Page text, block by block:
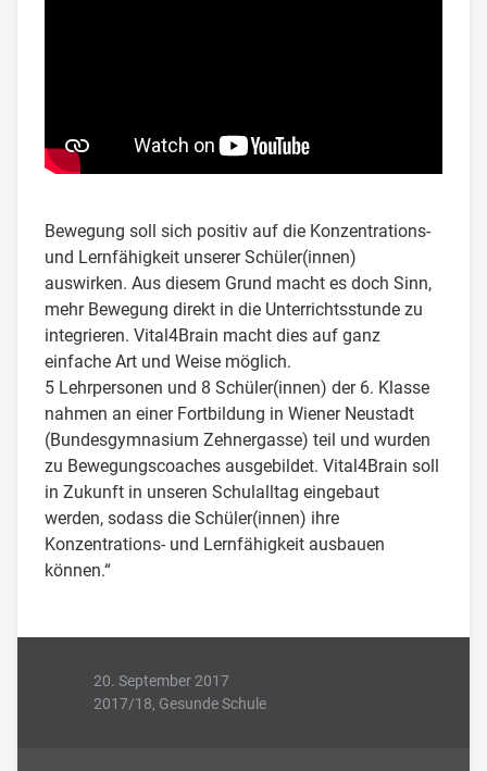
Bewegung soll sich positiv auf die Konzentrations-
und Lernfähigkeit unserer Schüler(innen)
auswirken. Aus diesem Grund macht es doch Sinn,
mehr Bewegung direkt in die Unterrichtsstunde zu
integrieren. Vital4Brain macht dies auf ganz
einfache Art und Weise möglich.
5 Lehrpersonen und 8 Schüler(innen) der 6. Klasse
nahmen an einer Fortbildung in Wiener Neustadt
(Bundesgymnasium Zehnergasse) teil und wurden
zu Bewegungscoaches ausgebildet. Vital4Brain soll
in Zukunft in unseren Schulalltag eingebaut
werden, sodass die Schüler(innen) ihre
Konzentrations- und Lernfähigkeit ausbauen
können.“
20. September 2017
2017/18, Gesunde Schule